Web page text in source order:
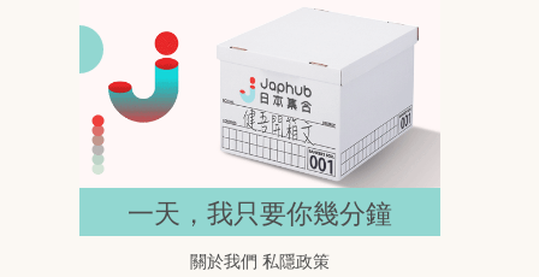
春野ゆこ 158公分遇上I罩杯 比例
反差直接抓住目光
一天，我只要你幾分鐘
關於我們 私隱政策